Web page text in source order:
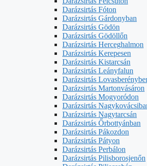
Darázsirtás Fóton
Darázsirtás Gárdonyban
Darázsirtás Gödön
Darázsirtás Gödöllőn
Darázsirtás Herceghalmon
Darázsirtás Kerepesen
Darázsirtás Kistarcsán
Darázsirtás Leányfalun
Darázsirtás
Darázsirtás Martonvásáron
Darázsirtás Mogyoródon
Darázsirtás
Darázsirtás Nagytarcsán
Darázsirtás Őrbottyánban
Darázsirtás Pákozdon
Darázsirtás Pátyon
Darázsirtás Perbálon
Darázsirtás Pilisborosjenőn